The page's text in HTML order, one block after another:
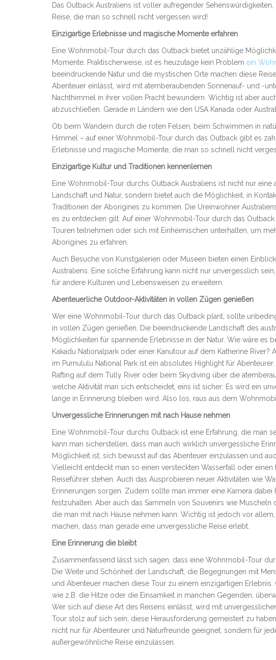
Das Outback Australiens ist voller aufregender
Reise, die man so schnell nicht vergessen wird!
Einzigartige Erlebnisse und magische Momente erfahren
Eine Wohnmobil-Tour durch das Outback bietet unzählige
Momente. Praktischerweise, ist es heuzutage kein Problem ein
beeindruckende Natur und die mystischen Orte machen diese
Abenteuer einlässt, wird mit atemberaubenden Sonnenauf- und -
Nachthimmel in ihrer vollen Pracht bewundern. Wichtig ist aber
abzuschließen. Gerade in Ländern wie den USA Kanada oder
Ob beim Wandern durch die roten Felsen, beim Schwimmen in
Himmel – auf einer Wohnmobil-Tour durch das Outback gibt es
Erlebnisse und magische Momente, die man so schnell nicht
Einzigartige Kultur und Traditionen kennenlernen
Eine Wohnmobil-Tour durchs Outback Australiens ist nicht nur
Landschaft und Natur, sondern bietet auch die Möglichkeit, in
Traditionen der Aborigines zu kommen. Die Ureinwohner
es zu entdecken gilt. Auf einer Wohnmobil-Tour durch das
Touren teilnehmen oder sich mit Einheimischen unterhalten, um
Aborigines zu erfahren.
Auch Besuche von Kunstgalerien oder Museen bieten einen
Australiens. Eine solche Erfahrung kann nicht nur unvergesslich
für andere Kulturen und Lebensweisen zu erweitern.
Abenteuerliche Outdoor-Aktivitäten in vollen Zügen genießen
Wer eine Wohnmobil-Tour durch das Outback plant, sollte
in vollen Zügen genießen. Die beeindruckende Landschaft des
Möglichkeiten für spannende Erlebnisse in der Natur. Wie wäre es
Kakadu Nationalpark oder einer Kanutour auf dem Katherine
im Purnululu National Park ist ein absolutes Highlight für
Rafting auf dem Tully River oder beim Skydiving über die
welche Aktivität man sich entscheidet, eins ist sicher: Es wird ein
lange in Erinnerung bleiben wird. Also los, raus aus dem
Unvergessliche Erinnerungen mit nach Hause nehmen
Eine Wohnmobil-Tour durchs Outback ist eine Erfahrung, die man
kann man sicherstellen, dass man auch wirklich unvergessliche
Möglichkeit ist, sich bewusst auf das Abenteuer einzulassen und
Vielleicht entdeckt man so einen versteckten Wasserfall oder einen
Reiseführer stehen. Auch das Ausprobieren neuer Aktivitäten wie
Erinnerungen sorgen. Zudem sollte man immer eine Kamera
festzuhalten. Aber auch das Sammeln von Souvenirs wie Muscheln
die man mit nach Hause nehmen kann. Wichtig ist jedoch vor
machen, dass man gerade eine unvergessliche Reise erlebt.
Eine Erinnerung die bleibt
Zusammenfassend lässt sich sagen, dass eine Wohnmobil-Tour
Die Weite und Schönheit der Landschaft, die Begegnungen mit
und Abenteuer machen diese Tour zu einem einzigartigen
wie z.B. die Hitze oder die Einsamkeit in manchen Gegenden,
Wer sich auf diese Art des Reisens einlässt, wird mit
Tour stolz auf sich sein, diese Herausforderung gemeistert zu
nicht nur für Abenteurer und Naturfreunde geeignet, sondern für
außergewöhnliche Reise einzulassen.